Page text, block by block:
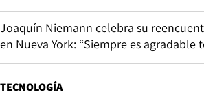
Joaquín Niemann celebra su
en Nueva York: “Siempre es agradable
TECNOLOGÍA